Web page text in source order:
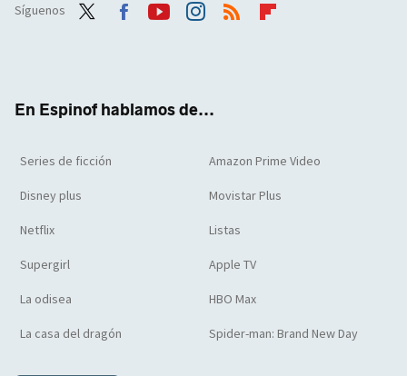
Síguenos
En Espinof hablamos de...
Series de ficción Amazon Prime Video
Disney plus Movistar Plus
Netflix Listas
Supergirl Apple TV
La odisea HBO Max
La casa del dragón Spider-man: Brand New Day